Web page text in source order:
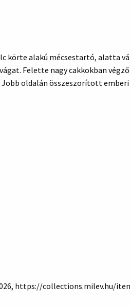
körte alakú mécsestartó, alatta
Felette nagy cakkokban
oldalán összeszorított
https://collections.milev.hu/